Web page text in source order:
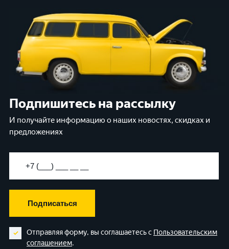
Подпишитесь на рассылку
И получайте информацию о наших новостях, скидках и
предложениях
Подписаться
Отправляя форму, вы соглашаетесь с Пользовательским
соглашением.